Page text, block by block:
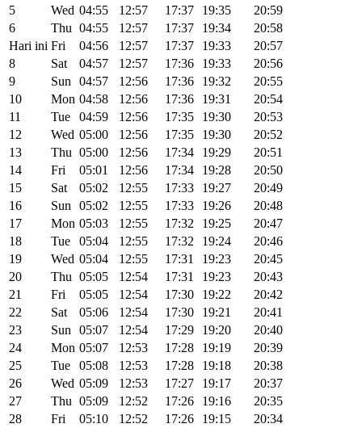
5
Wed 04:55 12:57 17:37 19:35
20:59
6
Thu 04:55 12:57 17:37 19:34
20:58
Hari ini Fri 04:56 12:57 17:37 19:33
20:57
8
Sat 04:57 12:57 17:36 19:33
20:56
9
Sun 04:57 12:56 17:36 19:32
20:55
10
Mon 04:58 12:56 17:36 19:31
20:54
11
Tue 04:59 12:56 17:35 19:30
20:53
12
Wed 05:00 12:56 17:35 19:30
20:52
13
Thu 05:00 12:56 17:34 19:29
20:51
14
Fri 05:01 12:56 17:34 19:28
20:50
15
Sat 05:02 12:55 17:33 19:27
20:49
16
Sun 05:02 12:55 17:33 19:26
20:48
17
Mon 05:03 12:55 17:32 19:25
20:47
18
Tue 05:04 12:55 17:32 19:24
20:46
19
Wed 05:04 12:55 17:31 19:23
20:45
20
Thu 05:05 12:54 17:31 19:23
20:43
21
Fri 05:05 12:54 17:30 19:22
20:42
22
Sat 05:06 12:54 17:30 19:21
20:41
23
Sun 05:07 12:54 17:29 19:20
20:40
24
Mon 05:07 12:53 17:28 19:19
20:39
25
Tue 05:08 12:53 17:28 19:18
20:38
26
Wed 05:09 12:53 17:27 19:17
20:37
27
Thu 05:09 12:52 17:26 19:16
20:35
28
Fri 05:10 12:52 17:26 19:15
20:34